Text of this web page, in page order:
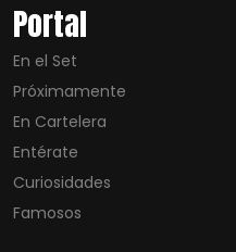
Portal
En el Set
Próximamente
En Cartelera
Entérate
Curiosidades
Famosos